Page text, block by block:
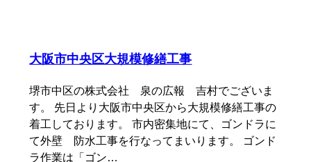
大阪市中央区大規模修繕工事
堺市中区の株式会社 泉の広報 吉村でございま
す。 先日より大阪市中央区から大規模修繕工事の
着工しております。 市内密集地にて、ゴンドラに
て外壁 防水工事を行なってまいります。 ゴンド
ラ作業は「ゴン…